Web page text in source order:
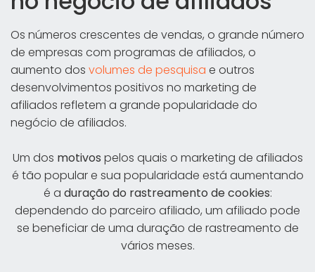
Os números crescentes de vendas, o grande número
de empresas com programas de afiliados, o
aumento dos volumes de pesquisa e outros
desenvolvimentos positivos no marketing de
afiliados refletem a grande popularidade do
negócio de afiliados.
Um dos motivos pelos quais o marketing de afiliados
é tão popular e sua popularidade está aumentando
é a duração do rastreamento de cookies:
dependendo do parceiro afiliado, um afiliado pode
se beneficiar de uma duração de rastreamento de
vários meses.